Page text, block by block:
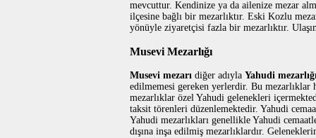
mevcuttur. Kendinize ya da ailenize mezar
ilçesine bağlı bir mezarlıktır. Eski Kozlu
yönüyle ziyaretçisi fazla bir mezarlıktır.
Musevi Mezarlığı
Musevi mezarı diğer adıyla Yahudi
edilmemesi gereken yerlerdir. Bu mezarlıklar
mezarlıklar özel Yahudi gelenekleri
taksit törenleri düzenlemektedir. Yahudi
Yahudi mezarlıkları genellikle Yahudi
dışına inşa edilmiş mezarlıklardır.